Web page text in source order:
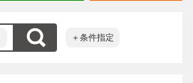
＋条件指定